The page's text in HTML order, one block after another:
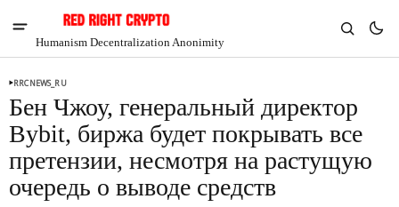
Humanism Decentralization Anonimity
RRCNEWS_RU
Бен Чжоу, генеральный директор
Bybit, биржа будет покрывать все
претензии, несмотря на растущую
очередь о выводе средств